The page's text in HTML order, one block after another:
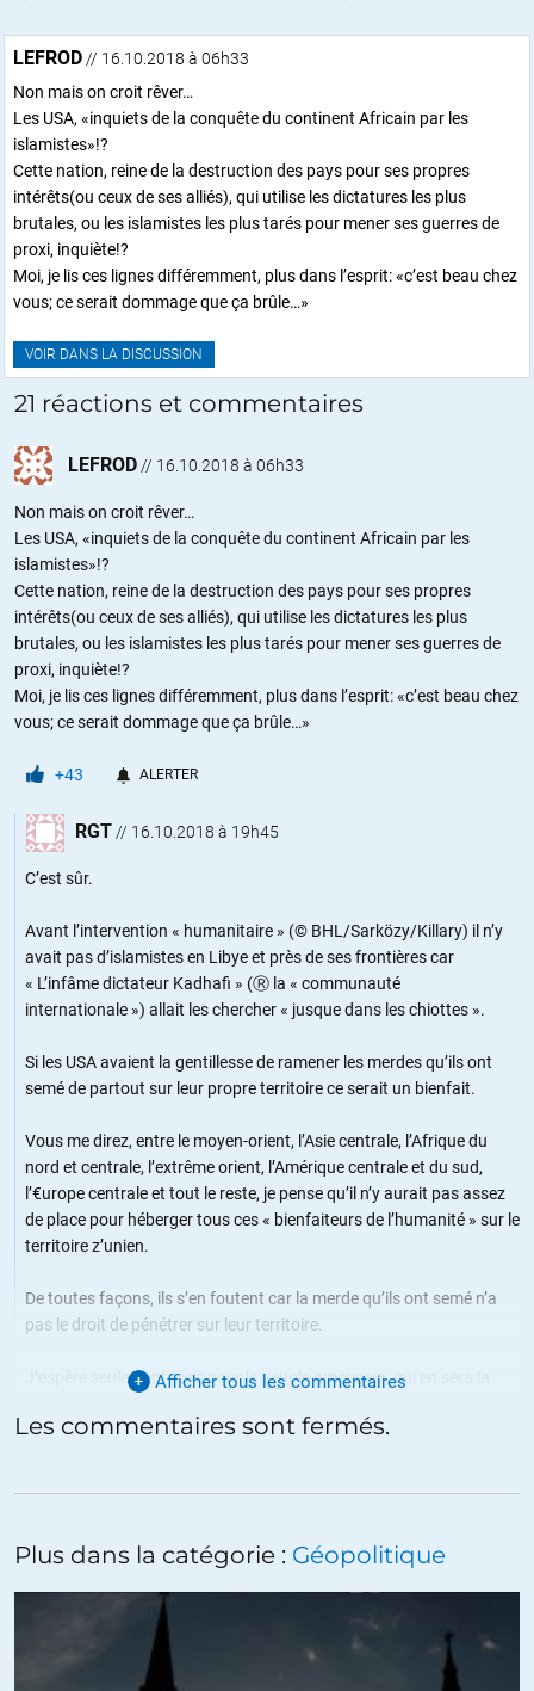
LEFROD// 16.10.2018 à 06h33
Non mais on croit rêver…
Les USA, «inquiets de la conquête du continent Africain par les
islamistes»!?
Cette nation, reine de la destruction des pays pour ses propres
intérêts(ou ceux de ses alliés), qui utilise les dictatures les plus
brutales, ou les islamistes les plus tarés pour mener ses guerres de
proxi, inquiète!?
Moi, je lis ces lignes différemment, plus dans l’esprit: «c’est beau chez
vous; ce serait dommage que ça brûle…»
VOIR DANS LA DISCUSSION
21 réactions et commentaires
LEFROD// 16.10.2018 à 06h33
Non mais on croit rêver…
Les USA, «inquiets de la conquête du continent Africain par les
islamistes»!?
Cette nation, reine de la destruction des pays pour ses propres
intérêts(ou ceux de ses alliés), qui utilise les dictatures les plus
brutales, ou les islamistes les plus tarés pour mener ses guerres de
proxi, inquiète!?
Moi, je lis ces lignes différemment, plus dans l’esprit: «c’est beau chez
vous; ce serait dommage que ça brûle…»
+43 ALERTER
RGT// 16.10.2018 à 19h45
C’est sûr.
Avant l’intervention « humanitaire » (© BHL/Sarközy/Killary) il n’y
avait pas d’islamistes en Libye et près de ses frontières car
« L’infâme dictateur Kadhafi » (Ⓡ la « communauté
internationale ») allait les chercher « jusque dans les chiottes ».
Si les USA avaient la gentillesse de ramener les merdes qu’ils ont
semé de partout sur leur propre territoire ce serait un bienfait.
Vous me direz, entre le moyen-orient, l’Asie centrale, l’Afrique du
nord et centrale, l’extrême orient, l’Amérique centrale et du sud,
l’€urope centrale et tout le reste, je pense qu’il n’y aurait pas assez
de place pour héberger tous ces « bienfaiteurs de l’humanité » sur le
territoire z’unien.
De toutes façons, ils s’en foutent car la merde qu’ils ont semé n’a
pas le droit de pénétrer sur leur territoire.
J’espère seulement (pas pour le peuple américain, qui en sera la
« efficaces » que celles de la Gaule lors du passage du nuage de
« plus grosse qu’eux ».
ALERTER
Afficher tous les commentaires
Les commentaires sont fermés.
Plus dans la catégorie : Géopolitique